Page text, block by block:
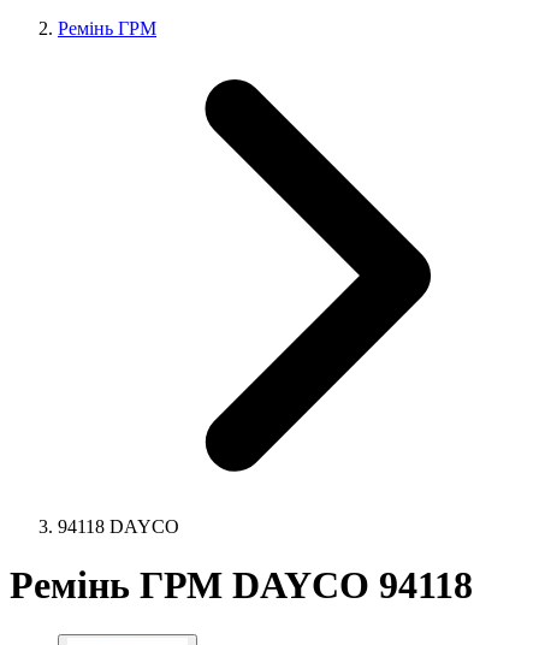
Ремінь ГРМ
94118 DAYCO
Ремінь ГРМ DAYCO 94118